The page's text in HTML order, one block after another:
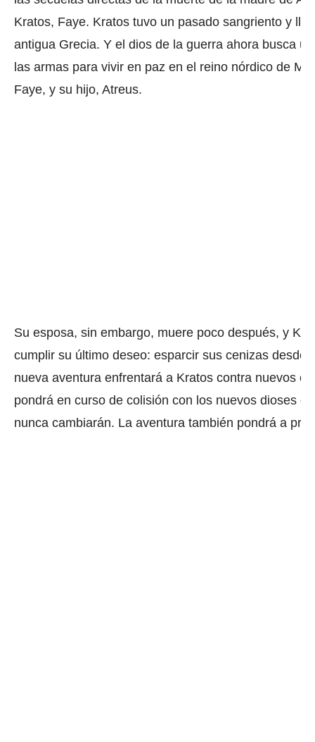
Kratos, Faye. Kratos tuvo un pasado sangriento y
antigua Grecia. Y el dios de la guerra ahora busca
las armas para vivir en paz en el reino nórdico de
Faye, y su hijo, Atreus.
Su esposa, sin embargo, muere poco después, y
cumplir su último deseo: esparcir sus cenizas desde
nueva aventura enfrentará a Kratos contra nuevos
pondrá en curso de colisión con los nuevos dioses
nunca cambiarán. La aventura también pondrá a